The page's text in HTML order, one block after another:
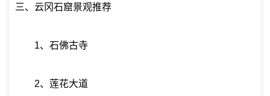
三、云冈石窟景观推荐
1、石佛古寺
2、莲花大道